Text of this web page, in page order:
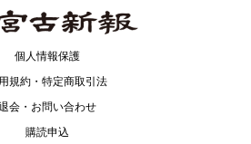
個人情報保護
規約・特定商取引法
会・お問い合わせ
購読申込